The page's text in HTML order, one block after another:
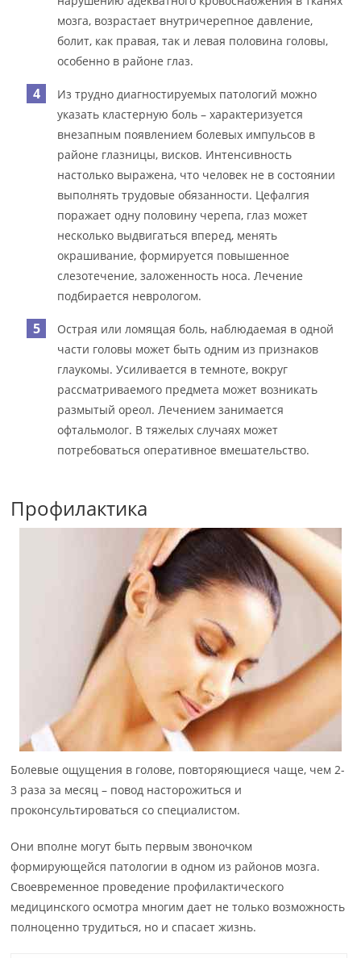
мозга, возрастает внутричерепное давление,
болит, как правая, так и левая половина головы,
особенно в районе глаз.
Из трудно диагностируемых патологий можно
указать кластерную боль – характеризуется
внезапным появлением болевых импульсов в
районе глазницы, висков. Интенсивность
настолько выражена, что человек не в состоянии
выполнять трудовые обязанности. Цефалгия
поражает одну половину черепа, глаз может
несколько выдвигаться вперед, менять
окрашивание, формируется повышенное
слезотечение, заложенность носа. Лечение
подбирается неврологом.
Острая или ломящая боль, наблюдаемая в одной
части головы может быть одним из признаков
глаукомы. Усиливается в темноте, вокруг
рассматриваемого предмета может возникать
размытый ореол. Лечением занимается
офтальмолог. В тяжелых случаях может
потребоваться оперативное вмешательство.
Профилактика
Болевые ощущения в голове, повторяющиеся чаще, чем 2-
3 раза за месяц – повод насторожиться и
проконсультироваться со специалистом.
Они вполне могут быть первым звоночком
формирующейся патологии в одном из районов мозга.
Своевременное проведение профилактического
медицинского осмотра многим дает не только возможность
полноценно трудиться, но и спасает жизнь.